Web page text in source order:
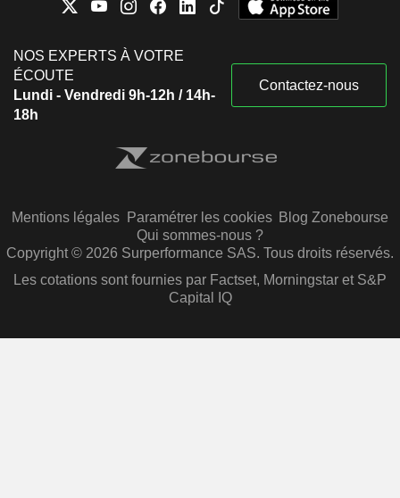
NOS EXPERTS À VOTRE
ÉCOUTE
Lundi - Vendredi 9h-12h / 14h-
18h
Contactez-nous
Mentions légales Paramétrer les cookies Blog Zonebourse
Qui sommes-nous ?
Copyright © 2026 Surperformance SAS. Tous droits réservés.
Les cotations sont fournies par Factset, Morningstar et S&P
Capital IQ